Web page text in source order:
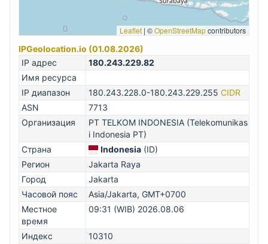
Leaflet | ©OpenStreetMapcontributors
IPGeolocation.io (01.08.2026)
IP адрес
180.243.229.82
Имя ресурса
IP диапазон
180.243.228.0-180.243.229.255 CIDR
ASN
7713
Организация
PT TELKOM INDONESIA (Telekomunikas
i Indonesia PT)
Страна
Indonesia (ID)
Регион
Jakarta Raya
Город
Jakarta
Часовой пояс
Asia/Jakarta, GMT+0700
Местное
время
09:31 (WIB) 2026.08.06
Индекс
10310